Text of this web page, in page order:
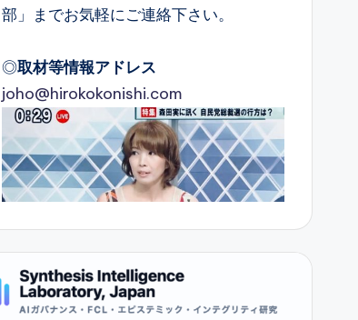
部」までお気軽にご連絡下さい。
◎取材等情報アドレス
joho@hirokokonishi.com